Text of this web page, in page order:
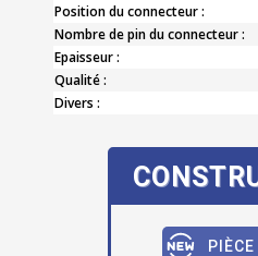
Position du connecteur :
Nombre de pin du connecteur :
Epaisseur :
Qualité :
Divers :